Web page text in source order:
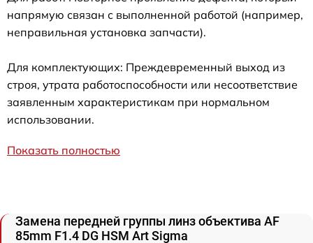
напрямую связан с выполненной работой (например,
неправильная установка запчасти).
Для комплектующих: Преждевременный выход из
строя, утрата работоспособности или несоответствие
заявленным характеристикам при нормальном
использовании.
Показать полностью
Замена передней группы линз объектива AF
85mm F1.4 DG HSM Art Sigma